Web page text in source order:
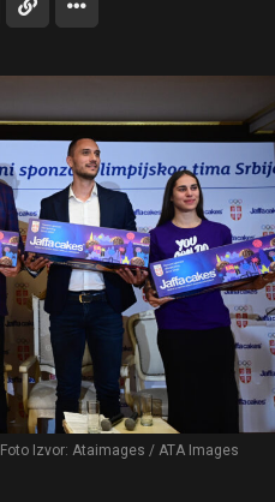
Foto Izvor: Ataimages / ATA Images